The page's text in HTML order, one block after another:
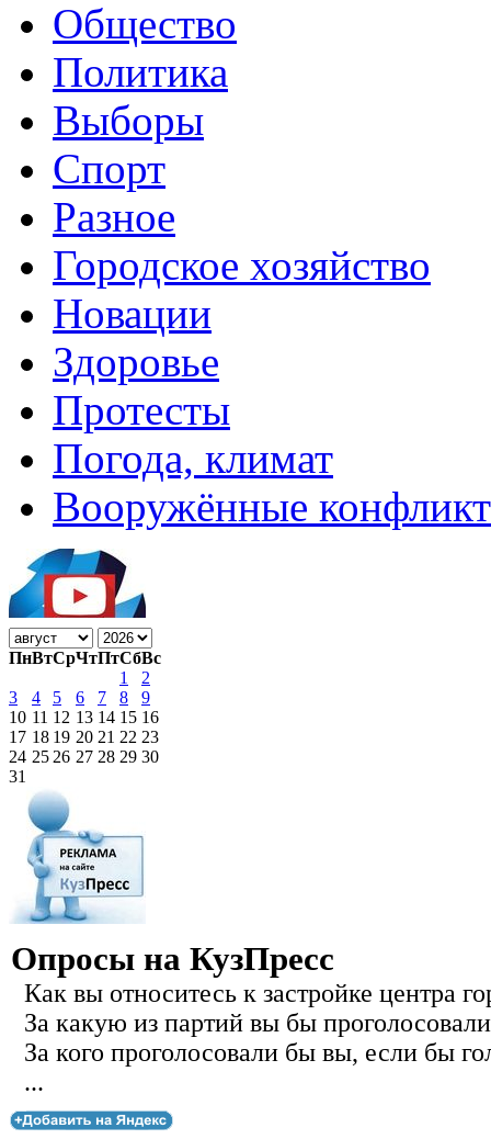
Общество
Политика
Выборы
Спорт
Разное
Городское хозяйство
Новации
Здоровье
Протесты
Погода, климат
Вооружённые
ПнВтСрЧтПтСбВс
1
2
3
4 5 6 7 8
9
10 11 12 13 14 15 16
17 18 19 20 21 22 23
24 25 26 27 28 29 30
31
Опросы на КузПресс
Как вы относитесь к застройке центра
За какую из партий вы бы
За кого проголосовали бы вы, если бы
...